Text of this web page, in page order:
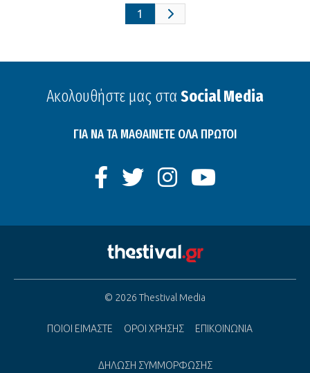
1
Ακολουθήστε μας στα Social Media
ΓΙΑ ΝΑ ΤΑ ΜΑΘΑΙΝΕΤΕ ΟΛΑ ΠΡΩΤΟΙ
© 2026 Thestival Media
ΠΟΙΟΙ ΕΙΜΑΣΤΕ ΟΡΟΙ ΧΡΗΣΗΣ ΕΠΙΚΟΙΝΩΝΙΑ
ΔΗΛΩΣΗ ΣΥΜΜΟΡΦΩΣΗΣ